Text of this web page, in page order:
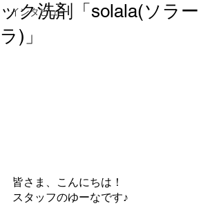
インタビュー
ック洗剤「solala(ソラー
ラ)」
皆さま、こんにちは！
スタッフのゆーなです♪